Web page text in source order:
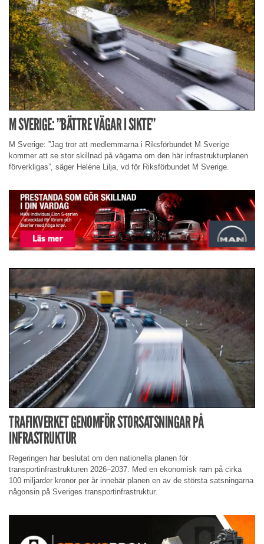
M SVERIGE: ”BÄTTRE VÄGAR I SIKTE”
M Sverige: ”Jag tror att medlemmarna i Riksförbundet M Sverige
kommer att se stor skillnad på vägarna om den här infrastrukturplanen
förverkligas”, säger Heléne Lilja, vd för Riksförbundet M Sverige.
TRAFIKVERKET GENOMFÖR STORSATSNINGAR PÅ
INFRASTRUKTUR
Regeringen har beslutat om den nationella planen för
transportinfrastrukturen 2026–2037. Med en ekonomisk ram på cirka
100 miljarder kronor per år innebär planen en av de största satsningarna
någonsin på Sveriges transportinfrastruktur.